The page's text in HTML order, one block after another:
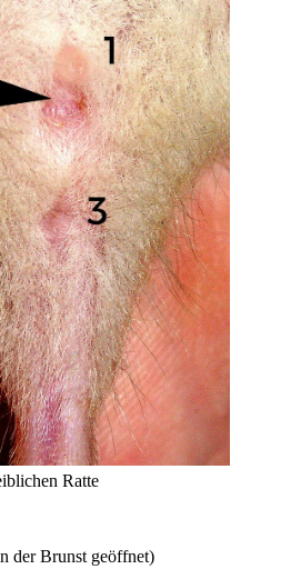
Ratte
der Brunst geöffnet)